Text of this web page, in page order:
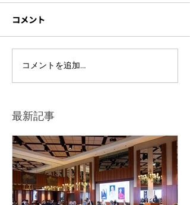
Shine On! Kids 「ファシ
リティドッグと楽しむオ
」
コメント
コメントを追加…
最新記事